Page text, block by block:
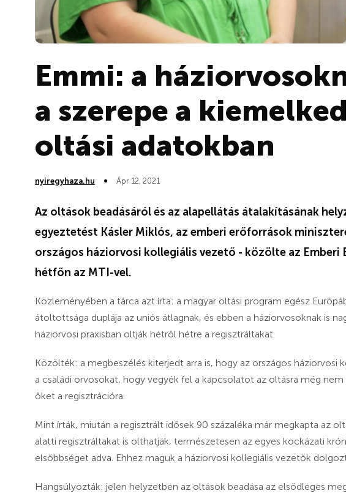
Emmi: a
a szerepe a
oltási adatokban
nyiregyhaza.hu Ápr 12, 2021
Az oltások beadásáról és az alapellátás átalakításának
egyeztetést Kásler Miklós, az emberi erőforrások
országos háziorvosi kollegiális vezető - közölte az
hétfőn az MTI-vel.
Közleményében a tárca azt írta: a magyar oltási program egész
átoltottsága duplája az uniós átlagnak, és ebben a háziorvosoknak is
háziorvosi praxisban oltják hétről hétre a regisztráltakat.
Közölték: a megbeszélés kiterjedt arra is, hogy az országos háziorvosi
a családi orvosokat, hogy vegyék fel a kapcsolatot az oltásra még
őket a regisztrációra.
Mint írták, miután a regisztrált idősek 90 százaléka már megkapta az
alatti regisztráltakat is olthatják, természetesen az egyes kockázati
elsőbbséget adva. Ehhez maguk a háziorvosi kollegiális vezetők
Hangsúlyozták: jelen helyzetben az oltások beadása az elsődleges